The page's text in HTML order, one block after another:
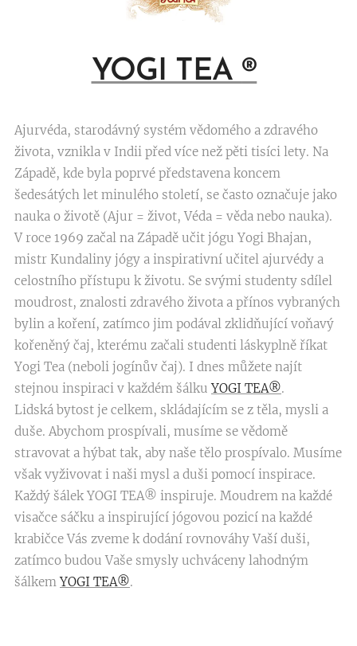
YOGI TEA ®
Ajurvéda, starodávný systém vědomého a zdravého
života, vznikla v Indii před více než pěti tisíci lety. Na
Západě, kde byla poprvé představena koncem
šedesátých let minulého století, se často označuje jako
nauka o životě (Ajur = život, Véda = věda nebo nauka).
V roce 1969 začal na Západě učit jógu Yogi Bhajan,
mistr Kundaliny jógy a inspirativní učitel ajurvédy a
celostního přístupu k životu. Se svými studenty sdílel
moudrost, znalosti zdravého života a přínos vybraných
bylin a koření, zatímco jim podával zklidňující voňavý
kořeněný čaj, kterému začali studenti láskyplně říkat
Yogi Tea (neboli jogínův čaj). I dnes můžete najít
stejnou inspiraci v každém šálkuYOGI TEA®.
Lidská bytost je celkem, skládajícím se z těla, mysli a
duše. Abychom prospívali, musíme se vědomě
stravovat a hýbat tak, aby naše tělo prospívalo. Musíme
však vyživovat i naši mysl a duši pomocí inspirace.
Každý šálek YOGI TEA® inspiruje. Moudrem na každé
visačce sáčku a inspirující jógovou pozicí na každé
krabičce Vás zveme k dodání rovnováhy Vaší duši,
zatímco budou Vaše smysly uchváceny lahodným
šálkemYOGI TEA®.